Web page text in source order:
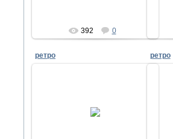
392 0
ретро ретро